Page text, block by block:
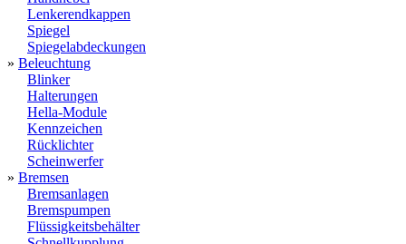
Lenkerendkappen
Spiegel
Spiegelabdeckungen
» Beleuchtung
Blinker
Halterungen
Hella-Module
Kennzeichen
Rücklichter
Scheinwerfer
» Bremsen
Bremsanlagen
Bremspumpen
Flüssigkeitsbehälter